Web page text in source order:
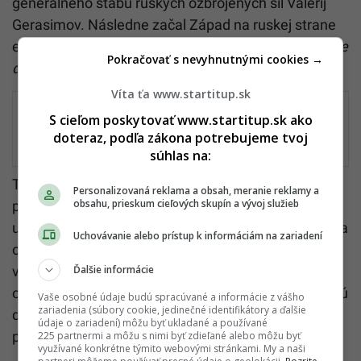
Gerasimov. Následne začal Západ na ruskej strane
evidovať čoraz
„drakonickejšie iniciatívy na zlepšenie
disciplíny“,
píše britské ministerstvo.
Lekár prešiel naprieč svetom 16-tisíc
kilometrov plných bolesti. Na Slovensko
sa vracia s veľkolepou výzvou
Tento mesiac sa na internete objavili príspevky
poukazujúce na drastické zindany. Napríklad správa
uverejnená na telegramovom kanáli ASTRA, ktorý sa
označuje za nezávislý ruský portál, obsahovala i
video vojakov z ruskej juhozápadnej Saratovskej
oblasti, ktorí v dierach údajne pykali za nedostatočnú
disciplínu. ASTRA tvrdí, že šlo o jednotky z
prieskumných síl 99. pluku.
Víta ťa www.startitup.sk
S cieľom poskytovať www.startitup.sk ako
doteraz, podľa zákona potrebujeme tvoj
súhlas na:
Personalizovaná reklama a obsah, meranie reklamy a
obsahu, prieskum cieľových skupín a vývoj služieb
Uchovávanie alebo prístup k informáciám na zariadení
Ďalšie informácie
Vaše osobné údaje budú spracúvané a informácie z vášho
zariadenia (súbory cookie, jedinečné identifikátory a ďalšie
údaje o zariadení) môžu byť ukladané a používané
225 partnermi a môžu s nimi byť zdieľané alebo môžu byť
využívané konkrétne týmito webovými stránkami. My a naši
Pokračovať s nevyhnutnými cookies →